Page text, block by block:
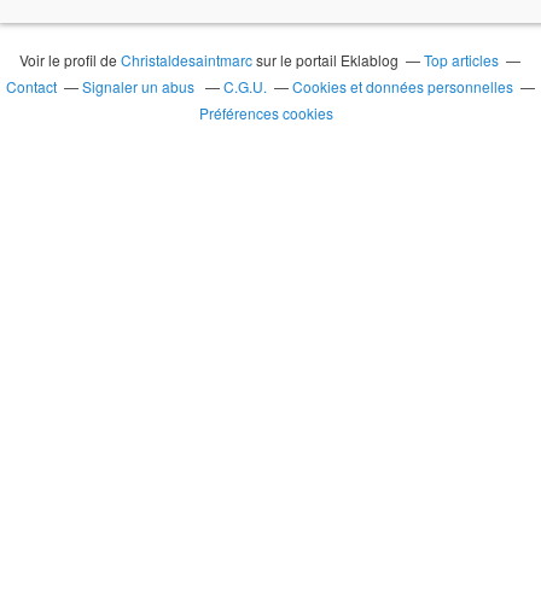
Voir le profil deChristaldesaintmarcsur le portail Eklablog
Top articles
Contact
Signaler un abus C.G.U.
Cookies et données personnelles
Préférences cookies